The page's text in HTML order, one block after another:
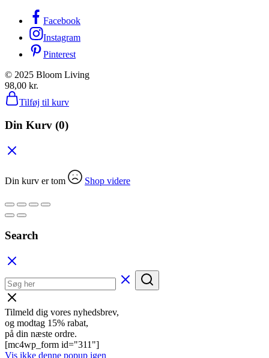
Facebook
Instagram
Pinterest
© 2025 Bloom Living
98,00 kr.
Tilføj til kurv
Din Kurv (0)
Din kurv er tom Shop videre
Search
Tilmeld dig vores nyhedsbrev,
og modtag 15% rabat,
på din næste ordre.
[mc4wp_form id="311"]
Vis ikke denne popup igen